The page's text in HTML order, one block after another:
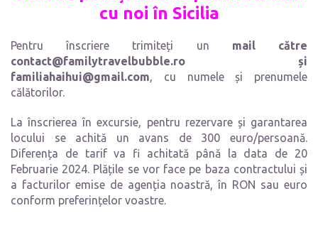
cu noi în Sicilia
Pentru înscriere trimiteți un mail către
contact@familytravelbubble.ro și
familiahaihui@gmail.com, cu numele și prenumele
călătorilor.
La înscrierea în excursie, pentru rezervare și garantarea
locului se achită un avans de 300 euro/persoană.
Diferența de tarif va fi achitată până la data de 20
Februarie 2024. Plățile se vor face pe baza contractului și
a facturilor emise de agenția noastră, în RON sau euro
conform preferințelor voastre.